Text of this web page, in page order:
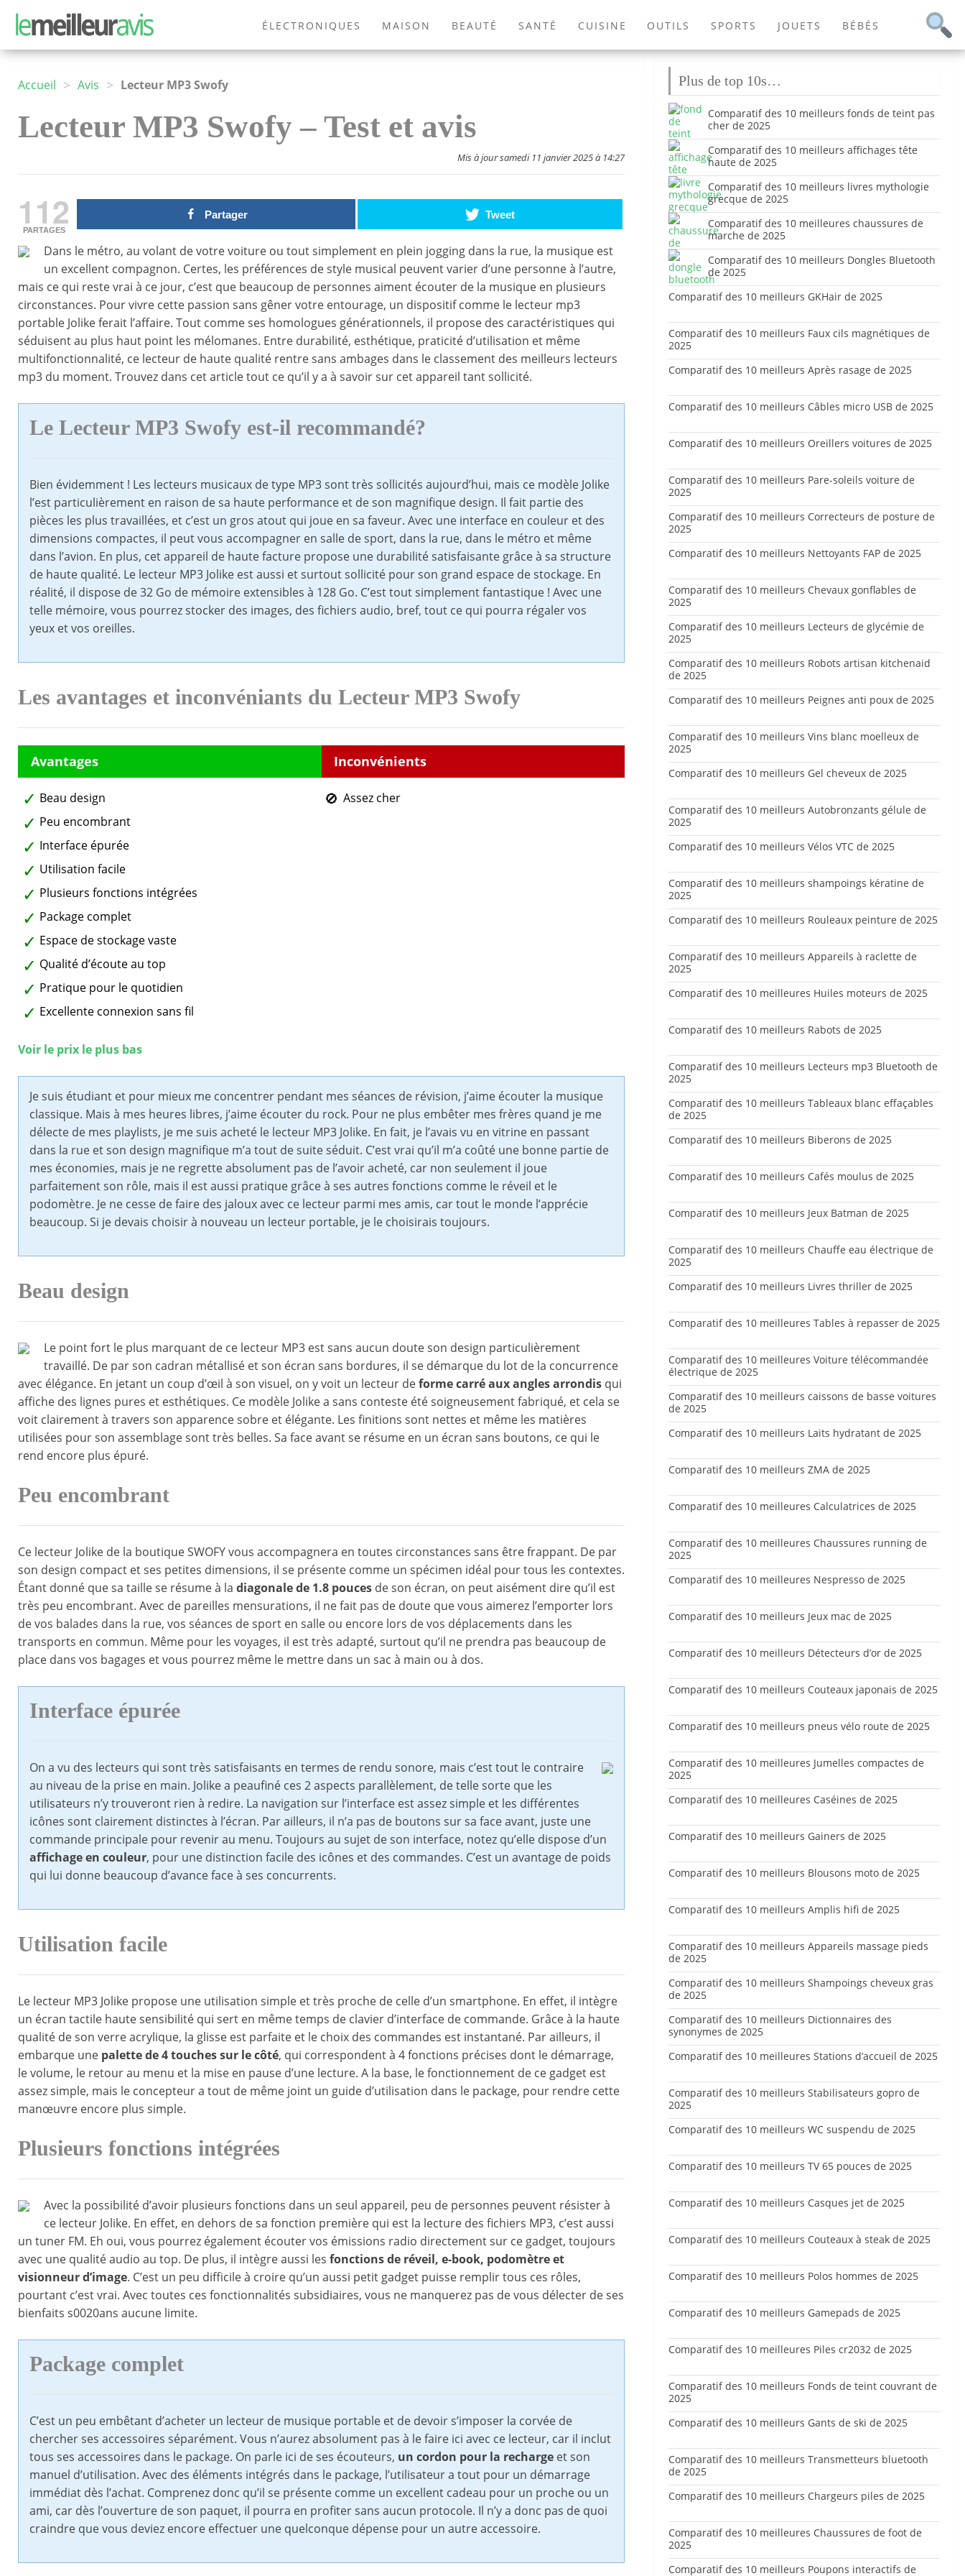
ÉLECTRONIQUES MAISON BEAUTÉ SANTÉ CUISINE OUTILS SPORTS JOUETS BÉBÉS
MODE EXTÉRIEUR ANIMAUX JEUX VIDÉOS LIVRES
Accueil > Avis > Lecteur MP3 Swofy
Lecteur MP3 Swofy – Test et avis
Mis à jour samedi 11 janvier 2025 à 14:27
112
PARTAGES
Partager Tweet
Dans le métro, au volant de votre voiture ou tout simplement en plein jogging dans la rue, la musique est
un excellent compagnon. Certes, les préférences de style musical peuvent varier d’une personne à l’autre,
mais ce qui reste vrai à ce jour, c’est que beaucoup de personnes aiment écouter de la musique en plusieurs
circonstances. Pour vivre cette passion sans gêner votre entourage, un dispositif comme le lecteur mp3
portable Jolike ferait l’affaire. Tout comme ses homologues générationnels, il propose des caractéristiques qui
séduisent au plus haut point les mélomanes. Entre durabilité, esthétique, praticité d’utilisation et même
multifonctionnalité, ce lecteur de haute qualité rentre sans ambages dans le classement des meilleurs lecteurs
mp3 du moment. Trouvez dans cet article tout ce qu’il y a à savoir sur cet appareil tant sollicité.
Le Lecteur MP3 Swofy est-il recommandé?
Bien évidemment ! Les lecteurs musicaux de type MP3 sont très sollicités aujourd’hui, mais ce modèle Jolike
l’est particulièrement en raison de sa haute performance et de son magnifique design. Il fait partie des
pièces les plus travaillées, et c’est un gros atout qui joue en sa faveur. Avec une interface en couleur et des
dimensions compactes, il peut vous accompagner en salle de sport, dans la rue, dans le métro et même
dans l’avion. En plus, cet appareil de haute facture propose une durabilité satisfaisante grâce à sa structure
de haute qualité. Le lecteur MP3 Jolike est aussi et surtout sollicité pour son grand espace de stockage. En
réalité, il dispose de 32 Go de mémoire extensibles à 128 Go. C’est tout simplement fantastique ! Avec une
telle mémoire, vous pourrez stocker des images, des fichiers audio, bref, tout ce qui pourra régaler vos
yeux et vos oreilles.
Les avantages et inconvéniants du Lecteur MP3 Swofy
Beau design
Peu encombrant
Interface épurée
Utilisation facile
Plusieurs fonctions intégrées
Package complet
Espace de stockage vaste
Qualité d’écoute au top
Pratique pour le quotidien
Excellente connexion sans fil
Assez cher
Voir le prix le plus bas
Je suis étudiant et pour mieux me concentrer pendant mes séances de révision, j’aime écouter la musique
classique. Mais à mes heures libres, j’aime écouter du rock. Pour ne plus embêter mes frères quand je me
délecte de mes playlists, je me suis acheté le lecteur MP3 Jolike. En fait, je l’avais vu en vitrine en passant
dans la rue et son design magnifique m’a tout de suite séduit. C’est vrai qu’il m’a coûté une bonne partie de
mes économies, mais je ne regrette absolument pas de l’avoir acheté, car non seulement il joue
parfaitement son rôle, mais il est aussi pratique grâce à ses autres fonctions comme le réveil et le
podomètre. Je ne cesse de faire des jaloux avec ce lecteur parmi mes amis, car tout le monde l’apprécie
beaucoup. Si je devais choisir à nouveau un lecteur portable, je le choisirais toujours.
Beau design
Le point fort le plus marquant de ce lecteur MP3 est sans aucun doute son design particulièrement
travaillé. De par son cadran métallisé et son écran sans bordures, il se démarque du lot de la concurrence
avec élégance. En jetant un coup d’œil à son visuel, on y voit un lecteur deforme carré aux angles arrondis qui
affiche des lignes pures et esthétiques. Ce modèle Jolike a sans conteste été soigneusement fabriqué, et cela se
voit clairement à travers son apparence sobre et élégante. Les finitions sont nettes et même les matières
utilisées pour son assemblage sont très belles. Sa face avant se résume en un écran sans boutons, ce qui le
rend encore plus épuré.
Peu encombrant
Ce lecteur Jolike de la boutique SWOFY vous accompagnera en toutes circonstances sans être frappant. De par
son design compact et ses petites dimensions, il se présente comme un spécimen idéal pour tous les contextes.
Étant donné que sa taille se résume à la diagonale de 1.8 pouces de son écran, on peut aisément dire qu’il est
très peu encombrant. Avec de pareilles mensurations, il ne fait pas de doute que vous aimerez l’emporter lors
de vos balades dans la rue, vos séances de sport en salle ou encore lors de vos déplacements dans les
transports en commun. Même pour les voyages, il est très adapté, surtout qu’il ne prendra pas beaucoup de
place dans vos bagages et vous pourrez même le mettre dans un sac à main ou à dos.
Interface épurée
On a vu des lecteurs qui sont très satisfaisants en termes de rendu sonore, mais c’est tout le contraire
au niveau de la prise en main. Jolike a peaufiné ces 2 aspects parallèlement, de telle sorte que les
utilisateurs n’y trouveront rien à redire. La navigation sur l’interface est assez simple et les différentes
icônes sont clairement distinctes à l’écran. Par ailleurs, il n’a pas de boutons sur sa face avant, juste une
commande principale pour revenir au menu. Toujours au sujet de son interface, notez qu’elle dispose d’un
affichage en couleur, pour une distinction facile des icônes et des commandes. C’est un avantage de poids
qui lui donne beaucoup d’avance face à ses concurrents.
Utilisation facile
Le lecteur MP3 Jolike propose une utilisation simple et très proche de celle d’un smartphone. En effet, il intègre
un écran tactile haute sensibilité qui sert en même temps de clavier d’interface de commande. Grâce à la haute
qualité de son verre acrylique, la glisse est parfaite et le choix des commandes est instantané. Par ailleurs, il
embarque une palette de 4 touches sur le côté, qui correspondent à 4 fonctions précises dont le démarrage,
le volume, le retour au menu et la mise en pause d’une lecture. A la base, le fonctionnement de ce gadget est
assez simple, mais le concepteur a tout de même joint un guide d’utilisation dans le package, pour rendre cette
manœuvre encore plus simple.
Plusieurs fonctions intégrées
Avec la possibilité d’avoir plusieurs fonctions dans un seul appareil, peu de personnes peuvent résister à
ce lecteur Jolike. En effet, en dehors de sa fonction première qui est la lecture des fichiers MP3, c’est aussi
un tuner FM. Eh oui, vous pourrez également écouter vos émissions radio directement sur ce gadget, toujours
avec une qualité audio au top. De plus, il intègre aussi les fonctions de réveil, e-book, podomètre et
visionneur d’image. C’est un peu difficile à croire qu’un aussi petit gadget puisse remplir tous ces rôles,
pourtant c’est vrai. Avec toutes ces fonctionnalités subsidiaires, vous ne manquerez pas de vous délecter de ses
bienfaits s0020ans aucune limite.
Package complet
C’est un peu embêtant d’acheter un lecteur de musique portable et de devoir s’imposer la corvée de
chercher ses accessoires séparément. Vous n’aurez absolument pas à le faire ici avec ce lecteur, car il inclut
tous ses accessoires dans le package. On parle ici de ses écouteurs, un cordon pour la recharge et son
manuel d’utilisation. Avec des éléments intégrés dans le package, l’utilisateur a tout pour un démarrage
immédiat dès l’achat. Comprenez donc qu’il se présente comme un excellent cadeau pour un proche ou un
ami, car dès l’ouverture de son paquet, il pourra en profiter sans aucun protocole. Il n’y a donc pas de quoi
craindre que vous deviez encore effectuer une quelconque dépense pour un autre accessoire.
Plus de top 10s…
Comparatif des 10 meilleurs fonds de teint pas
cher de 2025
Comparatif des 10 meilleurs affichages tête
haute de 2025
Comparatif des 10 meilleurs livres mythologie
grecque de 2025
Comparatif des 10 meilleures chaussures de
marche de 2025
Comparatif des 10 meilleurs Dongles Bluetooth
de 2025
Comparatif des 10 meilleurs GKHair de 2025
Comparatif des 10 meilleurs Faux cils magnétiques de
2025
Comparatif des 10 meilleurs Après rasage de 2025
Comparatif des 10 meilleurs Câbles micro USB de 2025
Comparatif des 10 meilleurs Oreillers voitures de 2025
Comparatif des 10 meilleurs Pare-soleils voiture de
2025
Comparatif des 10 meilleurs Correcteurs de posture de
2025
Comparatif des 10 meilleurs Nettoyants FAP de 2025
Comparatif des 10 meilleurs Chevaux gonflables de
2025
Comparatif des 10 meilleurs Lecteurs de glycémie de
2025
Comparatif des 10 meilleurs Robots artisan kitchenaid
de 2025
Comparatif des 10 meilleurs Peignes anti poux de 2025
Comparatif des 10 meilleurs Vins blanc moelleux de
2025
Comparatif des 10 meilleurs Gel cheveux de 2025
Comparatif des 10 meilleurs Autobronzants gélule de
2025
Comparatif des 10 meilleurs Vélos VTC de 2025
Comparatif des 10 meilleurs shampoings kératine de
2025
Comparatif des 10 meilleurs Rouleaux peinture de 2025
Comparatif des 10 meilleurs Appareils à raclette de
2025
Comparatif des 10 meilleures Huiles moteurs de 2025
Comparatif des 10 meilleurs Rabots de 2025
Comparatif des 10 meilleurs Lecteurs mp3 Bluetooth de
2025
Comparatif des 10 meilleurs Tableaux blanc effaçables
de 2025
Comparatif des 10 meilleurs Biberons de 2025
Comparatif des 10 meilleurs Cafés moulus de 2025
Comparatif des 10 meilleurs Jeux Batman de 2025
Comparatif des 10 meilleurs Chauffe eau électrique de
2025
Comparatif des 10 meilleurs Livres thriller de 2025
Comparatif des 10 meilleures Tables à repasser de 2025
Comparatif des 10 meilleures Voiture télécommandée
électrique de 2025
Comparatif des 10 meilleurs caissons de basse voitures
de 2025
Comparatif des 10 meilleurs Laits hydratant de 2025
Comparatif des 10 meilleurs ZMA de 2025
Comparatif des 10 meilleures Calculatrices de 2025
Comparatif des 10 meilleures Chaussures running de
2025
Comparatif des 10 meilleures Nespresso de 2025
Comparatif des 10 meilleurs Jeux mac de 2025
Comparatif des 10 meilleurs Détecteurs d’or de 2025
Comparatif des 10 meilleurs Couteaux japonais de 2025
Comparatif des 10 meilleurs pneus vélo route de 2025
Comparatif des 10 meilleures Jumelles compactes de
2025
Comparatif des 10 meilleures Caséines de 2025
Comparatif des 10 meilleurs Gainers de 2025
Comparatif des 10 meilleurs Blousons moto de 2025
Comparatif des 10 meilleurs Amplis hifi de 2025
Comparatif des 10 meilleurs Appareils massage pieds
de 2025
Comparatif des 10 meilleurs Shampoings cheveux gras
de 2025
Comparatif des 10 meilleurs Dictionnaires des
synonymes de 2025
Comparatif des 10 meilleures Stations d’accueil de 2025
Comparatif des 10 meilleurs Stabilisateurs gopro de
2025
Comparatif des 10 meilleurs WC suspendu de 2025
Comparatif des 10 meilleurs TV 65 pouces de 2025
Comparatif des 10 meilleurs Casques jet de 2025
Comparatif des 10 meilleurs Couteaux à steak de 2025
Comparatif des 10 meilleurs Polos hommes de 2025
Comparatif des 10 meilleurs Gamepads de 2025
Comparatif des 10 meilleures Piles cr2032 de 2025
Comparatif des 10 meilleurs Fonds de teint couvrant de
2025
Comparatif des 10 meilleurs Gants de ski de 2025
Comparatif des 10 meilleurs Transmetteurs bluetooth
de 2025
Comparatif des 10 meilleurs Chargeurs piles de 2025
Comparatif des 10 meilleures Chaussures de foot de
2025
Comparatif des 10 meilleurs Poupons interactifs de